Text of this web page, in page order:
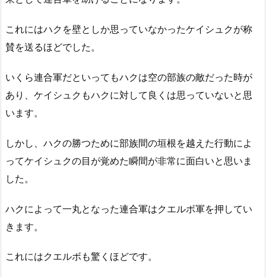
これにはハクを壁としか思っていなかったケイシュクが称
賛を送るほどでした。
いくら連合軍だといってもハクは空の部族の敵だった時が
あり、ケイシュクもハクに対して良くは思っていないと思
います。
しかし、ハクの勝つために部族間の垣根を越えた行動によ
ってケイシュクの目が覚めた瞬間が非常に面白いと思いま
した。
ハクによって一丸となった連合軍はクエルボ軍を押してい
きます。
これにはクエルボも驚くほどです。